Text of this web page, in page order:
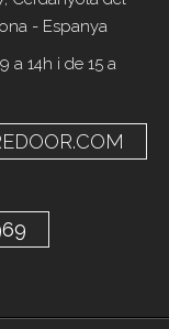
- Espanya
a 14h i de 15 a